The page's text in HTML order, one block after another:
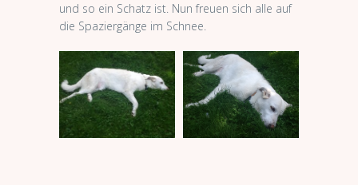
und so ein Schatz ist. Nun freuen sich alle auf
die Spaziergänge im Schnee.